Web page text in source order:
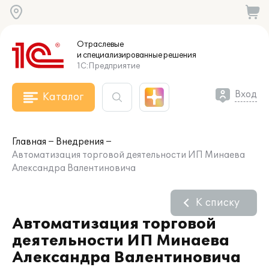
Отраслевые
и специализированныерешения
1С:Предприятие
Каталог Вход
Главная
Внедрения
Автоматизация торговой деятельности ИП Минаева
Александра Валентиновича
Автоматизация торговой
деятельности ИП Минаева
Александра Валентиновича
К списку